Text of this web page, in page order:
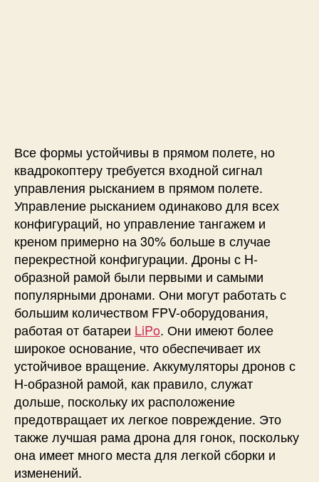
Все формы устойчивы в прямом полете, но
квадрокоптеру требуется входной сигнал
управления рысканием в прямом полете.
Управление рысканием одинаково для всех
конфигураций, но управление тангажем и
креном примерно на 30% больше в случае
перекрестной конфигурации. Дроны с H-
образной рамой были первыми и самыми
популярными дронами. Они могут работать с
большим количеством FPV-оборудования,
работая от батареи LiPo. Они имеют более
широкое основание, что обеспечивает их
устойчивое вращение. Аккумуляторы дронов с
H-образной рамой, как правило, служат
дольше, поскольку их расположение
предотвращает их легкое повреждение. Это
также лучшая рама дрона для гонок, поскольку
она имеет много места для легкой сборки и
изменений.